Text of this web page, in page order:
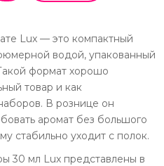
Lux — это компактный
водой, упакованный
формат хорошо
товар и как
В рознице он
аромат без большого
стабильно уходит с полок.
30 мл Lux представлены в